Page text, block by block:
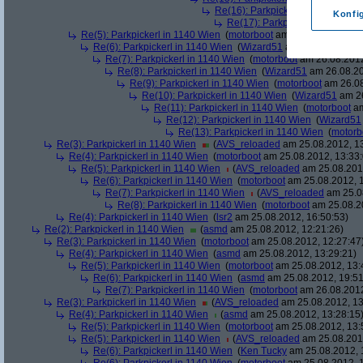
Re(16): Parkpickerl in 1140 Wien
Re(17): Parkpickerl in 1140
Re(5): Parkpickerl in 1140 Wien (motorboot am 26.08.2012,
Re(6): Parkpickerl in 1140 Wien (Wizard51 am 26.08.2012,
Re(7): Parkpickerl in 1140 Wien (motorbootam
Re(8): Parkpickerl in 1140 Wien (Wizard51 am
Re(9): Parkpickerl in 1140 Wien (motorboot am
Re(10): Parkpickerl in 1140 Wien (Wizard51 am
Re(11): Parkpickerl in 1140 Wien (motorboot
Re(12): Parkpickerl in 1140 Wien (Wizard51
Re(13): Parkpickerl in 1140 Wien (
Re(3): Parkpickerl in 1140 Wien
(AVS_reloaded am 25.08.2012,
Re(4): Parkpickerl in 1140 Wien (motorboot am 25.08.2012,
Re(5): Parkpickerl in 1140 Wien
(AVS_reloaded am
Re(6): Parkpickerl in 1140 Wien (motorboot am 25.08.2012,
Re(7): Parkpickerl in 1140 Wien
(AVS_reloaded am
Re(8): Parkpickerl in 1140 Wien (motorboot am
Re(4): Parkpickerl in 1140 Wien ( lsr2 am 25.08.2012, 16:50:53)
Re(2): Parkpickerl in 1140 Wien
(asmd am 25.08.2012, 12:21:26)
Re(3): Parkpickerl in 1140 Wien (motorboot am 25.08.2012, 12:27:47)
Re(4): Parkpickerl in 1140 Wien (asmd am 25.08.2012, 13:29:21)
Re(5): Parkpickerl in 1140 Wien (motorboot am 25.08.2012,
Re(6): Parkpickerl in 1140 Wien (asmd am 25.08.2012,
Re(7): Parkpickerl in 1140 Wien (motorboot am
Re(3): Parkpickerl in 1140 Wien
(AVS_reloaded am 25.08.2012,
Re(4): Parkpickerl in 1140 Wien
(asmd am 25.08.2012, 13:28:15)
Re(5): Parkpickerl in 1140 Wien (motorboot am 25.08.2012,
Re(5): Parkpickerl in 1140 Wien
(AVS_reloaded am
Re(6): Parkpickerl in 1140 Wien (Ken Tucky am 25.08.2012,